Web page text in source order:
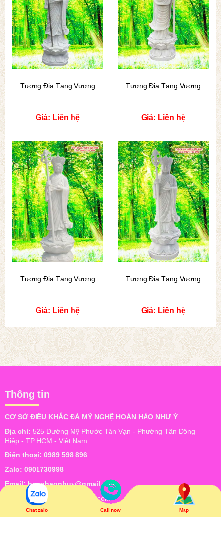
Chat zalo Call now Map
Tượng Địa Tạng Vương
Giá: Liên hệ
Tượng Địa Tạng Vương
Giá: Liên hệ
Tượng Địa Tạng Vương
Giá: Liên hệ
Tượng Địa Tạng Vương
Giá: Liên hệ
Thông tin
CƠ SỞ ĐIÊU KHẮC ĐÁ MỸ NGHỆ HOÀN HẢO NHƯ Ý
Địa chỉ: 525 Đường Mỹ Phước Tân Vạn - Phường Tân Đông
Hiệp - TP HCM - Việt Nam.
Điện thoại: 0989 598 896
Zalo: 0901730998
Email:hoanhaonhuy@gmail.com
Website:www.hoanhaonhuy.com